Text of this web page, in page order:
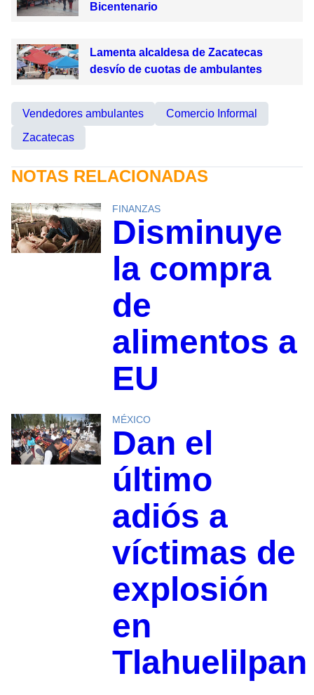
Bicentenario
Lamenta alcaldesa de Zacatecas
desvío de cuotas de ambulantes
Vendedores ambulantes
Comercio Informal
Zacatecas
NOTAS RELACIONADAS
FINANZAS
Disminuye
la compra
de
alimentos a
EU
MÉXICO
Dan el
último
adiós a
víctimas de
explosión
en
Tlahuelilpan